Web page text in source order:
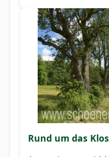
Rund um das